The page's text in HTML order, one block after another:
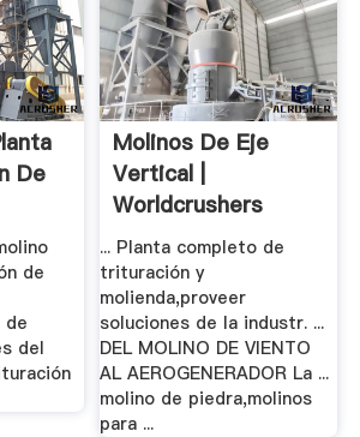
De
de
de
del
Molinos De Eje
Vertical |
Worldcrushers
... Planta completo de
trituración y
molienda,proveer
soluciones de la industr. ...
DEL MOLINO DE VIENTO
AL AEROGENERADOR La ...
molino de piedra,molinos
para ...